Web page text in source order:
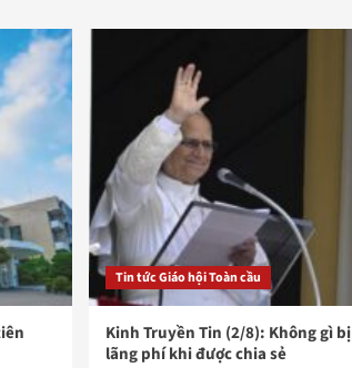
Tin tức Giáo hội Toàn cầu
Kinh Truyền Tin (2/8): Không gì bị
lãng phí khi được chia sẻ